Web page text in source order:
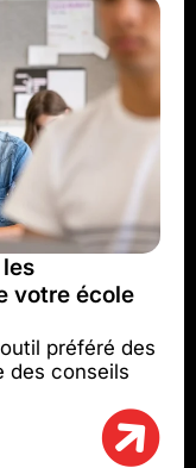
votre école
préféré des
des conseils